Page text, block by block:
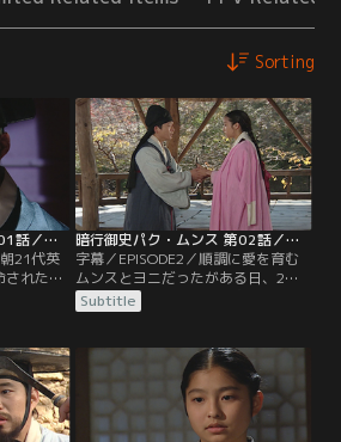
Sorting
暗行御史パク・ムンス 第01話／字幕
21代英
されたム
なじみ
かった
々を思い
んなこと
に恋をし
暗行御史パク・ムンス 第02話／字幕
字幕／EPISODE2／順調に愛を育む
ムンスとヨニだったがある日、2人
を引き裂く出来事が…。住んでいた
場所を離れることになったムンス
んな中、ジュンミンとミンソと義兄
弟の契りを交わすムンス。1年後、
ムンスはおじに連れられ予期せぬあ
る場所を訪れることに。
Subtitle